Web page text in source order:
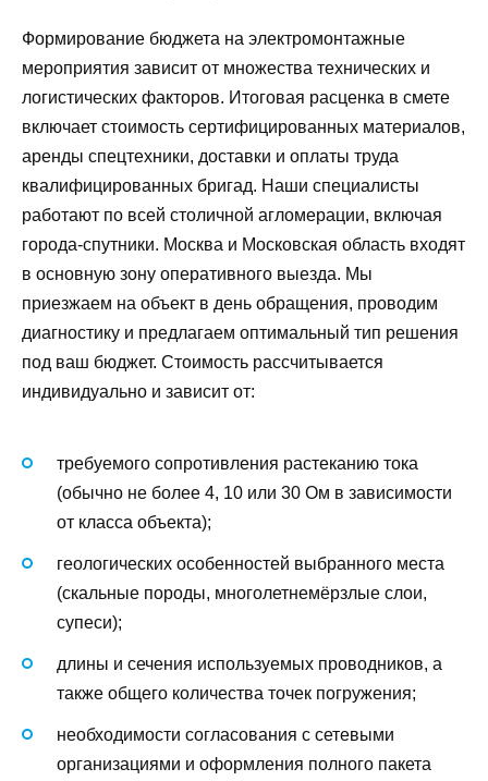
Формирование бюджета на электромонтажные
мероприятия зависит от множества технических и
логистических факторов. Итоговая расценка в смете
включает стоимость сертифицированных материалов,
аренды спецтехники, доставки и оплаты труда
квалифицированных бригад. Наши специалисты
работают по всей столичной агломерации, включая
города-спутники. Москва и Московская область входят
в основную зону оперативного выезда. Мы
приезжаем на объект в день обращения, проводим
диагностику и предлагаем оптимальный тип решения
под ваш бюджет. Стоимость рассчитывается
индивидуально и зависит от:
требуемого сопротивления растеканию тока
(обычно не более 4, 10 или 30 Ом в зависимости
от класса объекта);
геологических особенностей выбранного места
(скальные породы, многолетнемёрзлые слои,
супеси);
длины и сечения используемых проводников, а
также общего количества точек погружения;
необходимости согласования с сетевыми
организациями и оформления полного пакета